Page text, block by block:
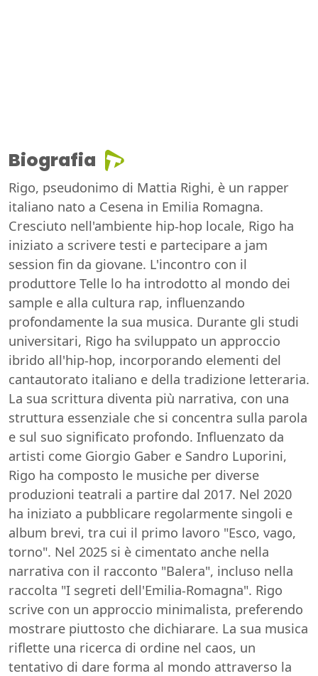
Biografia
Rigo, pseudonimo di Mattia Righi, è un rapper
italiano nato a Cesena in Emilia Romagna.
Cresciuto nell'ambiente hip-hop locale, Rigo ha
iniziato a scrivere testi e partecipare a jam
session fin da giovane. L'incontro con il
produttore Telle lo ha introdotto al mondo dei
sample e alla cultura rap, influenzando
profondamente la sua musica. Durante gli studi
universitari, Rigo ha sviluppato un approccio
ibrido all'hip-hop, incorporando elementi del
cantautorato italiano e della tradizione letteraria.
La sua scrittura diventa più narrativa, con una
struttura essenziale che si concentra sulla parola
e sul suo significato profondo. Influenzato da
artisti come Giorgio Gaber e Sandro Luporini,
Rigo ha composto le musiche per diverse
produzioni teatrali a partire dal 2017. Nel 2020
ha iniziato a pubblicare regolarmente singoli e
album brevi, tra cui il primo lavoro "Esco, vago,
torno". Nel 2025 si è cimentato anche nella
narrativa con il racconto "Balera", incluso nella
raccolta "I segreti dell'Emilia-Romagna". Rigo
scrive con un approccio minimalista, preferendo
mostrare piuttosto che dichiarare. La sua musica
riflette una ricerca di ordine nel caos, un
tentativo di dare forma al mondo attraverso la